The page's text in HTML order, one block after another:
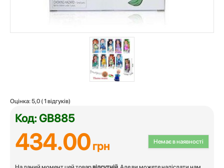
Оцінка: 5,0 (1 відгуків)
Код: GB885
Немає в наявності
434.00грн